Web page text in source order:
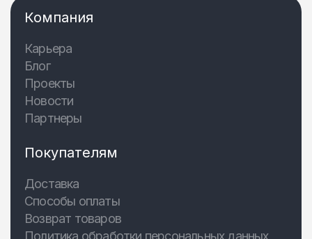
Компания
Карьера
Блог
Проекты
Новости
Партнеры
Покупателям
Доставка
Способы оплаты
Возврат товаров
Политика обработки персональных данных